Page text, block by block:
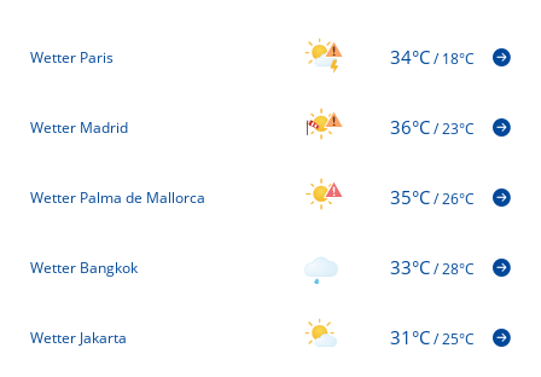
Wetter Paris 34°C/18°C
Wetter Madrid 36°C/23°C
Wetter Palma de Mallorca 35°C/26°C
Wetter Bangkok 33°C/28°C
Wetter Jakarta 31°C/25°C